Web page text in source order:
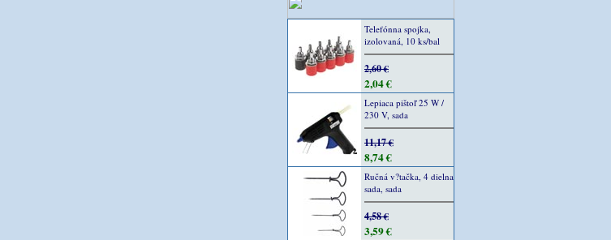
Telefónna spojka,
izolovaná, 10 ks/bal
2,60 €
2,04 €
Lepiaca pištoľ 25 W /
230 V, sada
11,17 €
8,74 €
Ručná v?tačka, 4 dielna
sada, sada
4,58 €
3,59 €